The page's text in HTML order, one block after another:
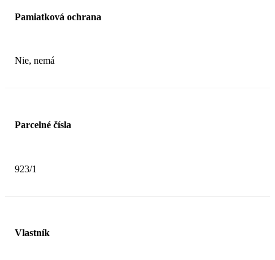
Pamiatková ochrana
Nie, nemá
Parcelné čísla
923/1
Vlastník